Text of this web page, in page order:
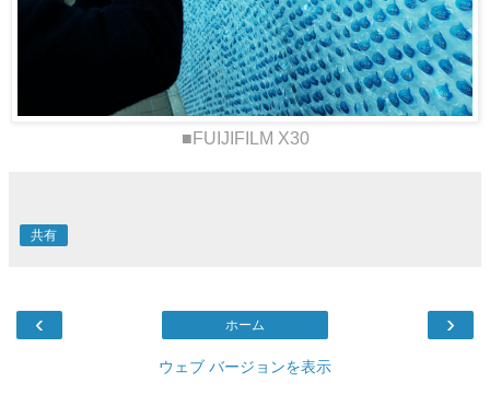
■FUIJIFILM X30
共有
‹ ›
ホーム
ウェブ バージョンを表示